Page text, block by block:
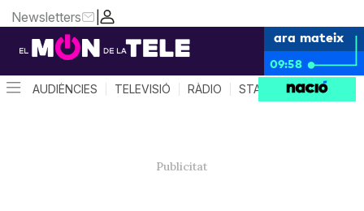
|
Newsletters
ara mateix
09:58
AUDIÈNCIES TELEVISIÓ RÀDIO STAR SYSTEM